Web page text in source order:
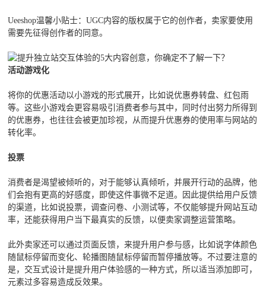
Ueeshop温馨小贴士：UGC内容的版权属于它的创作者，卖家要使用
需要先征得创作者的同意。
活动游戏化
将你的优惠活动以小游戏的形式展开，比如说优惠券转盘、红包雨
等。这些小游戏会更容易吸引消费者参与其中，同时付出努力所得到
的优惠券，也往往会被更加珍视，从而提升优惠券的使用率与网站的
转化率。
投票
消费者是渴望被倾听的，对于能够认真倾听，并展开行动的品牌，他
们会抱有更高的好感度，即使这件事微不足道。因此提供给用户反馈
的渠道，比如说投票，调查问卷、小测试等，不仅能够提升网站互动
率，还能获得用户当下最真实的反馈，以便卖家调整运营策略。
此外卖家还可以通过页面反馈，来提升用户参与感，比如说字体颜色
随鼠标停留而变化、轮播图随鼠标停留而暂停播放等。不过要注意的
是，交互式设计是提升用户体验感的一种方式，所以适当添加即可，
元素过多容易造成反效果。